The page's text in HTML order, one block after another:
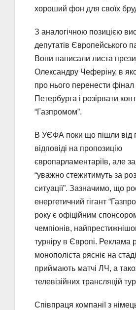
хороший фон для своїх
З аналогічною позицією
депутатів Європейського
Вони написали листа
Олександру Чеферіну, в
про нього перенести
Петербурга і розірвати
“Газпромом”.
В УЄФА поки що пішли від
відповіді на пропозицію
європарламентаріїв, але
“уважно стежитимуть за
ситуації”. Зазначимо, що
енергетичний гігант
року є офіційним
чемпіонів,
турніру в Європі. Реклама
монополіста рясніє на
приймають матчі ЛЧ, а
телевізійних трансляцій
Співпраця компанії з